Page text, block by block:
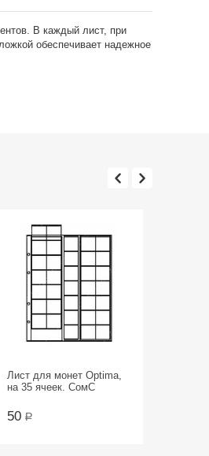
В каждый лист, при
обеспечивает надежное
Лист для монет Optima,
на 35 ячеек. СомС
50 Р